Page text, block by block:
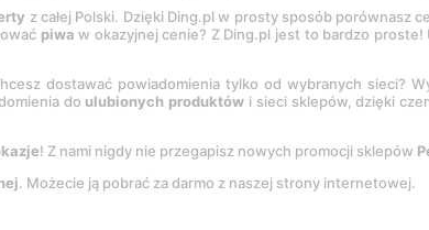
z całej Polski. Dzięki Ding.pl w prosty sposób porównasz
piwa w okazyjnej cenie? Z Ding.pl jest to bardzo
dostawać powiadomienia tylko od wybranych sieci?
do ulubionych produktów i sieci sklepów, dzięki
! Z nami nigdy nie przegapisz nowych promocji sklepów
. Możecie ją pobrać za darmo z naszej strony internetowej.